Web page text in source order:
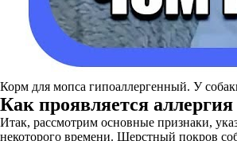
Корм для мопса гипоаллергенный. У
Как проявляется
Итак, рассмотрим основные признаки,
некоторого времени. Шерстный покров